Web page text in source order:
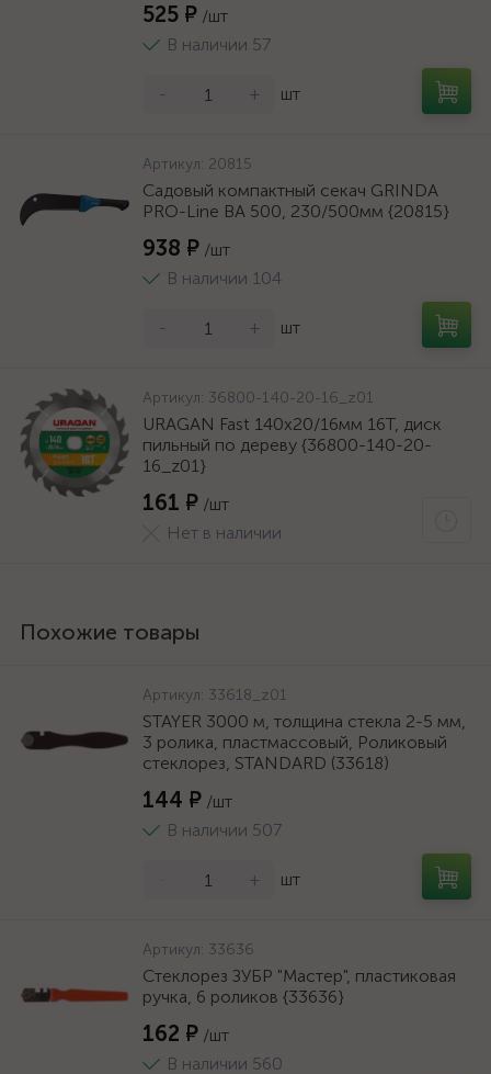
525 ₽ /шт
В наличии 57
- + шт
Артикул: 20815
Садовый компактный секач GRINDA
PRO-Line BA 500, 230/500мм {20815}
938 ₽ /шт
В наличии 104
- + шт
Артикул: 36800-140-20-16_z01
URAGAN Fast 140x20/16мм 16Т, диск
пильный по дереву {36800-140-20-
16_z01}
161 ₽ /шт
Нет в наличии
Похожие товары
Артикул: 33618_z01
STAYER 3000 м, толщина стекла 2-5 мм,
3 ролика, пластмассовый, Роликовый
стеклорез, STANDARD (33618)
144 ₽ /шт
В наличии 507
+ шт
Артикул: 33636
Стеклорез ЗУБР "Мастер", пластиковая
ручка, 6 роликов {33636}
162 ₽ /шт
В наличии 560